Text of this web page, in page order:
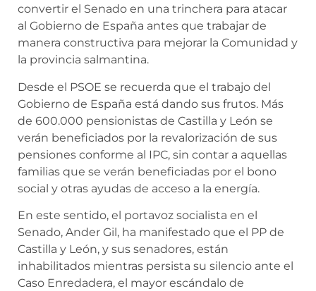
convertir el Senado en una trinchera para atacar
al Gobierno de España antes que trabajar de
manera constructiva para mejorar la Comunidad y
la provincia salmantina.
Desde el PSOE se recuerda que el trabajo del
Gobierno de España está dando sus frutos. Más
de 600.000 pensionistas de Castilla y León se
verán beneficiados por la revalorización de sus
pensiones conforme al IPC, sin contar a aquellas
familias que se verán beneficiadas por el bono
social y otras ayudas de acceso a la energía.
En este sentido, el portavoz socialista en el
Senado, Ander Gil, ha manifestado que el PP de
Castilla y León, y sus senadores, están
inhabilitados mientras persista su silencio ante el
Caso Enredadera, el mayor escándalo de